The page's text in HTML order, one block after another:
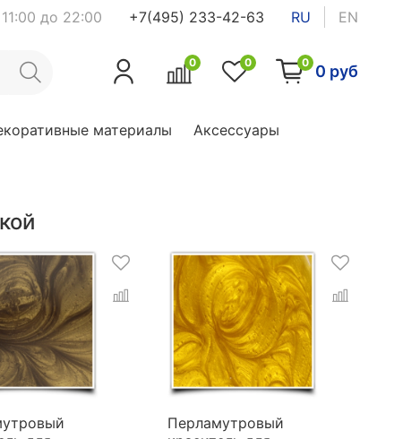
до 22:00 +7(495) 233-42-63 RU EN
0 0 0 0 руб
материалы Аксессуары
Перламутровый